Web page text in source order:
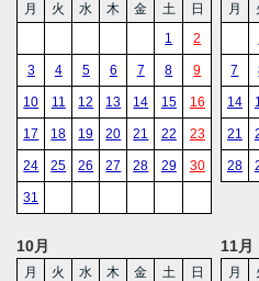
月 火 水 木 金 土
日
1
2
3 4 5 6 7 8 9
10 11 12 13 14 15 16
17 18 19 20 21 22 23
24 25 26 27 28 29 30
31
月
7
14
21
28
10月
月 火 水 木 金 土
日
11月
月